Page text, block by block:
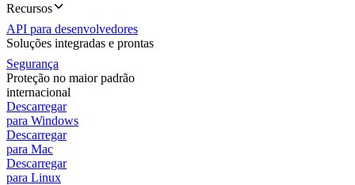
Recursos
API para desenvolvedores
Soluções integradas e prontas
Segurança
Proteção no maior padrão
internacional
Descarregar
para Windows
Descarregar
para Mac
Descarregar
para Linux